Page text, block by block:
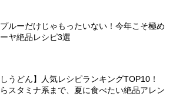
ルーだけじゃもったいない！今年こそ極め
ヤ絶品レシピ3選
しうどん】人気レシピランキングTOP10！
スタミナ系まで、夏に食べたい絶品アレン